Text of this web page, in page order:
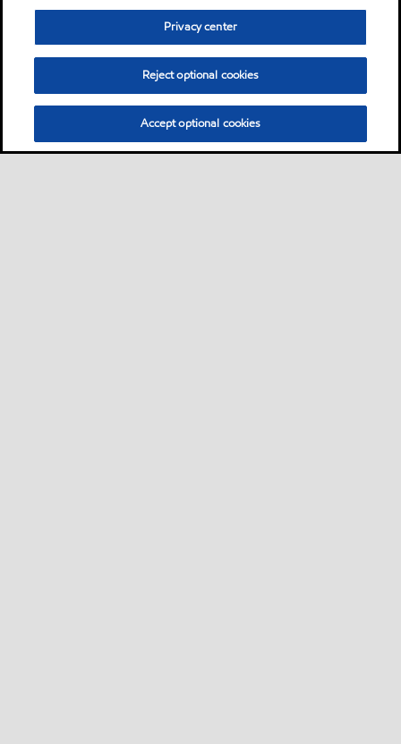
Privacy center
Reject optional cookies
Accept optional cookies